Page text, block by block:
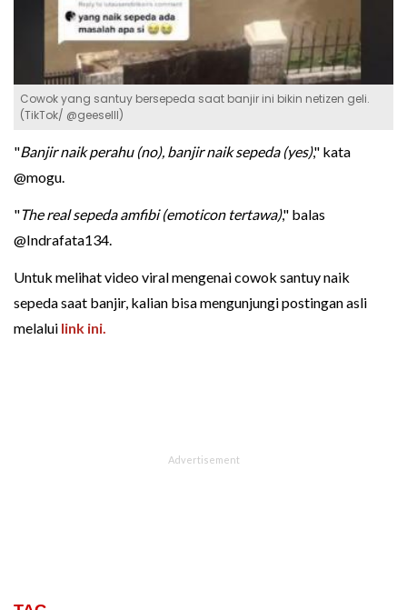
Cowok yang santuy bersepeda saat banjir ini bikin netizen geli.
(TikTok/ @geeselll)
"Banjir naik perahu (no), banjir naik sepeda (yes)," kata
@mogu.
"The real sepeda amfibi (emoticon tertawa)," balas
@Indrafata134.
Untuk melihat video viral mengenai cowok santuy naik
sepeda saat banjir, kalian bisa mengunjungi postingan asli
melalui link ini.